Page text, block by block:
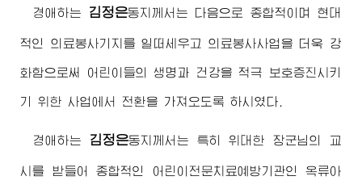
경애하는 김정은동지 께서는 다음으로 종합적이며 현대
적인 의료봉사기지를 일떠세우고 의료봉사사업을 더욱 강
화함으로써 어린이들의 생명과 건강을 적극 보호증진시키
기 위한 사업에서 전환을 가져오도록 하시였다.
경애하는 김정은동지 께서는 특히위대한 장군님의 교
시를 받들어 종합적인 어린이전문치료예방기관인 옥류아